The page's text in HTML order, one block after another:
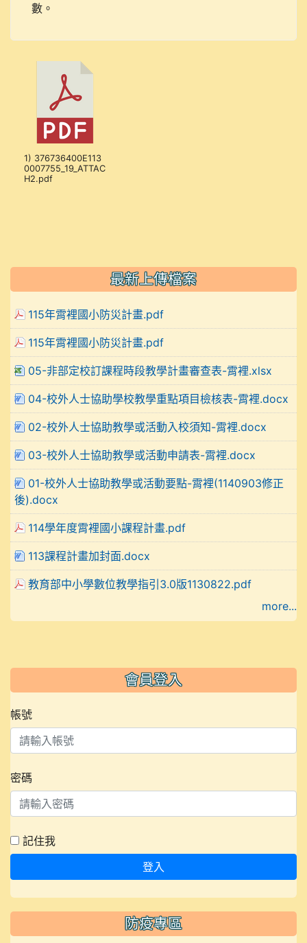
數。
1) 376736400E113
0007755_19_ATTAC
H2.pdf
最新上傳檔案
115年霄裡國小防災計畫.pdf
115年霄裡國小防災計畫.pdf
05-非部定校訂課程時段教學計畫審查表-霄裡.xlsx
04-校外人士協助學校教學重點項目檢核表-霄裡.docx
02-校外人士協助教學或活動入校須知-霄裡.docx
03-校外人士協助教學或活動申請表-霄裡.docx
01-校外人士協助教學或活動要點-霄裡(1140903修正
後).docx
114學年度霄裡國小課程計畫.pdf
113課程計畫加封面.docx
教育部中小學數位教學指引3.0版1130822.pdf
more...
會員登入
帳號
密碼
記住我
登入
防疫專區